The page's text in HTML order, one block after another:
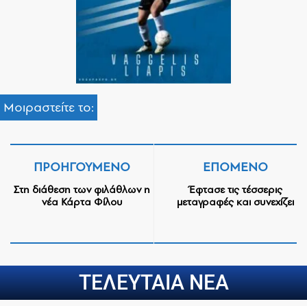
Μοιραστείτε το:
ΠΡΟΗΓΟΎΜΕΝΟ
Στη διάθεση των φιλάθλων η
νέα Κάρτα Φίλου
ΕΠΌΜΕΝΟ
Έφτασε τις τέσσερις
μεταγραφές και συνεχίζει
ΤΕΛΕΥΤΑΙΑ ΝΕΑ